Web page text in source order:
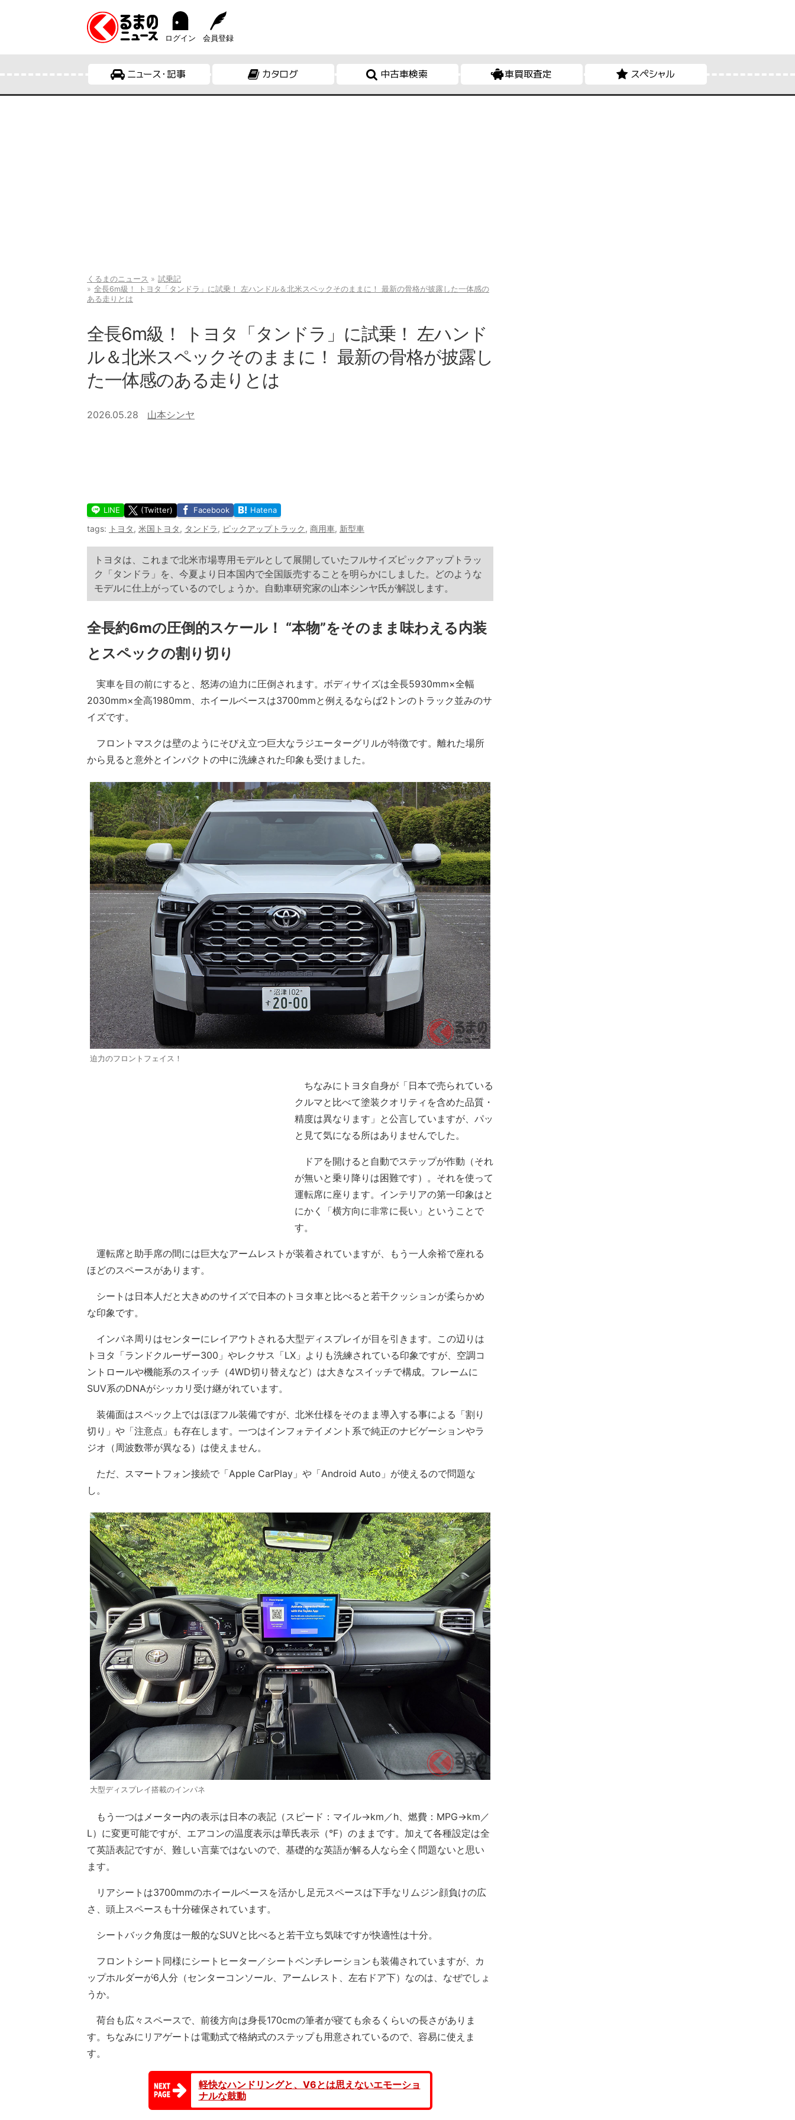
ログイン 会員登録
ニュース・記事 カタログ 中古車検索 車買取査定 スペシャル
くるまのニュース
試乗記
全長6m級！ トヨタ「タンドラ」に試乗！ 左ハンドル＆北米スペックそのままに！ 最新の骨格が披露した一体感の
ある走りとは
全長6m級！ トヨタ「タンドラ」に試乗！ 左ハンド
ル＆北米スペックそのままに！ 最新の骨格が披露し
た一体感のある走りとは
2026.05.28 山本シンヤ
LINE (Twitter) Facebook Hatena
tags: トヨタ, 米国トヨタ, タンドラ, ピックアップトラック, 商用車, 新型車
トヨタは、これまで北米市場専用モデルとして展開していたフルサイズピックアップトラッ
ク「タンドラ」を、今夏より日本国内で全国販売することを明らかにしました。どのような
モデルに仕上がっているのでしょうか。自動車研究家の山本シンヤ氏が解説します。
全長約6mの圧倒的スケール！ “本物”をそのまま味わえる内装
とスペックの割り切り
実車を目の前にすると、怒涛の迫力に圧倒されます。ボディサイズは全長5930mm×全幅
2030mm×全高1980mm、ホイールベースは3700mmと例えるならば2トンのトラック並みのサ
イズです。
フロントマスクは壁のようにそびえ立つ巨大なラジエーターグリルが特徴です。離れた場所
から見ると意外とインパクトの中に洗練された印象も受けました。
迫力のフロントフェイス！
ちなみにトヨタ自身が「日本で売られている
クルマと比べて塗装クオリティを含めた品質・
精度は異なります」と公言していますが、パッ
と見て気になる所はありませんでした。
ドアを開けると自動でステップが作動（それ
が無いと乗り降りは困難です）。それを使って
運転席に座ります。インテリアの第一印象はと
にかく「横方向に非常に長い」ということで
す。
運転席と助手席の間には巨大なアームレストが装着されていますが、もう一人余裕で座れる
ほどのスペースがあります。
シートは日本人だと大きめのサイズで日本のトヨタ車と比べると若干クッションが柔らかめ
な印象です。
インパネ周りはセンターにレイアウトされる大型ディスプレイが目を引きます。この辺りは
トヨタ「ランドクルーザー300」やレクサス「LX」よりも洗練されている印象ですが、空調コ
ントロールや機能系のスイッチ（4WD切り替えなど）は大きなスイッチで構成。フレームに
SUV系のDNAがシッカリ受け継がれています。
装備面はスペック上ではほぼフル装備ですが、北米仕様をそのまま導入する事による「割り
切り」や「注意点」も存在します。一つはインフォテイメント系で純正のナビゲーションやラ
ジオ（周波数帯が異なる）は使えません。
ただ、スマートフォン接続で「Apple CarPlay」や「Android Auto」が使えるので問題な
し。
大型ディスプレイ搭載のインパネ
もう一つはメーター内の表示は日本の表記（スピード：マイル→km／h、燃費：MPG→km／
L）に変更可能ですが、エアコンの温度表示は華氏表示（°F）のままです。加えて各種設定は全
て英語表記ですが、難しい言葉ではないので、基礎的な英語が解る人なら全く問題ないと思い
ます。
リアシートは3700mmのホイールベースを活かし足元スペースは下手なリムジン顔負けの広
さ、頭上スペースも十分確保されています。
シートバック角度は一般的なSUVと比べると若干立ち気味ですが快適性は十分。
フロントシート同様にシートヒーター／シートベンチレーションも装備されていますが、カ
ップホルダーが6人分（センターコンソール、アームレスト、左右ドア下）なのは、なぜでしょ
うか。
荷台も広々スペースで、前後方向は身長170cmの筆者が寝ても余るくらいの長さがありま
す。ちなみにリアゲートは電動式で格納式のステップも用意されているので、容易に使えま
す。
軽快なハンドリングと、V6とは思えないエモーショ
ナルな鼓動